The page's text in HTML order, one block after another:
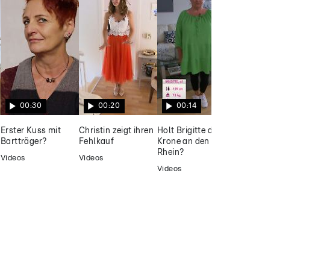
Philipp und Kim müssen
mit anderen Date-Partnern
vorlieb nehmen
00:30
Erster Kuss mit
Bartträger?
Videos
00:20
Christin zeigt ihren
Fehlkauf
Videos
00:14
Holt Brigitte die
Krone an den
Rhein?
Videos